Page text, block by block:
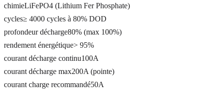
chimieLiFePO4 (Lithium Fer Phosphate)
cycles≥ 4000 cycles à 80% DOD
profondeur décharge80% (max 100%)
rendement énergétique> 95%
courant décharge continu100A
courant décharge max200A (pointe)
courant charge recommandé50A